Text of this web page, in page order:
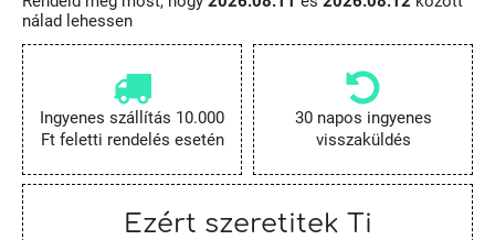
nálad lehessen
Ingyenes szállítás 10.000
Ft feletti rendelés esetén
30 napos ingyenes
visszaküldés
Ezért szeretitek Ti